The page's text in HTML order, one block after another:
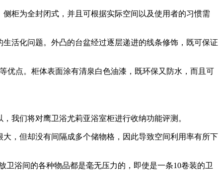
柜为全封闭式，并且可根据实际空间以及使用者的习惯需
活化问题。外凸的台盆经过逐层递进的线条修饰，既可保证
点。柜体表面涂有清泉白色油漆，既环保又防水，而且可
们将对鹰卫浴尤莉亚浴室柜进行收纳功能评测。
，但却没有间隔成多个储物格，因此导致空间利用率有所下
浴间的各种物品都是毫无压力的，即使是一条10卷装的卫